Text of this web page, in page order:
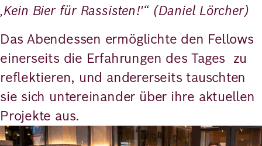
‚Kein Bier für Rassisten!'“ (Daniel Lörcher)
Das Abendessen ermöglichte den Fellows
einerseits die Erfahrungen des Tages zu
reflektieren, und andererseits tauschten
sie sich untereinander über ihre aktuellen
Projekte aus.
Bild